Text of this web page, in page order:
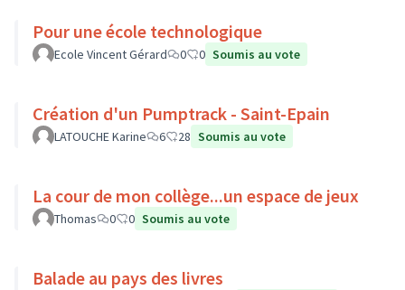
Pour une école technologique
Ecole Vincent Gérard 0 0 Soumis au vote
Création d'un Pumptrack - Saint-Epain
LATOUCHE Karine 6 28 Soumis au vote
La cour de mon collège...un espace de jeux
Thomas 0 0 Soumis au vote
Balade au pays des livres